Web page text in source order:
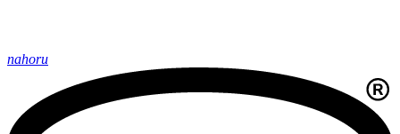
nahoru